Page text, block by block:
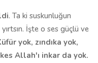
. Ta ki suskunluğun
yırtsın. İşte o ses güçlü ve
yok, zındıka yok,
Allah'ı inkar da yok.